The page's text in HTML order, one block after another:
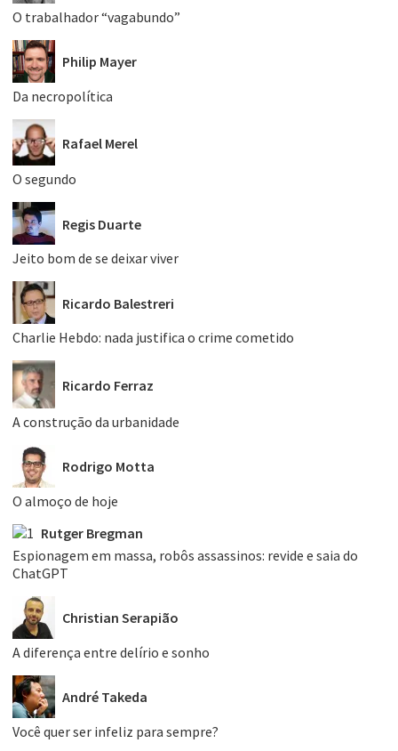
O trabalhador “vagabundo”
Philip Mayer
Da necropolítica
Rafael Merel
O segundo
Regis Duarte
Jeito bom de se deixar viver
Ricardo Balestreri
Charlie Hebdo: nada justifica o crime cometido
Ricardo Ferraz
A construção da urbanidade
Rodrigo Motta
O almoço de hoje
Rutger Bregman
Espionagem em massa, robôs assassinos: revide e saia do
ChatGPT
Christian Serapião
A diferença entre delírio e sonho
André Takeda
Você quer ser infeliz para sempre?